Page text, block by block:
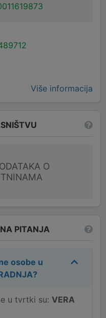
Više informacija
O
PITANJA
osobe u
?
u tvrtki su: VERA